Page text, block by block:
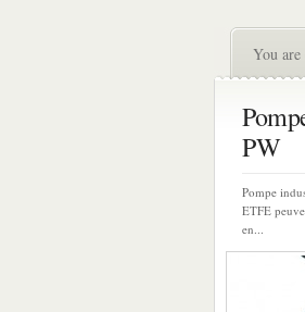
You
PW
Pompe
ETFE
en...